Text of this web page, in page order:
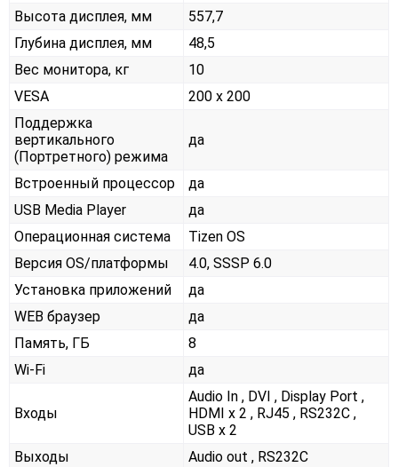
Высота дисплея, мм
557,7
Глубина дисплея, мм
48,5
Вес монитора, кг
10
VESA
200 x 200
Поддержка
вертикального
(Портретного) режима
да
Встроенный процессор
да
USB Media Player
да
Операционная система
Tizen OS
Версия OS/платформы
4.0, SSSP 6.0
Установка приложений
да
WEB браузер
да
Память, ГБ
8
Wi-Fi
да
Входы
Audio In , DVI , Display Port ,
HDMI x 2 , RJ45 , RS232С ,
USB x 2
Выходы
Audio out , RS232С